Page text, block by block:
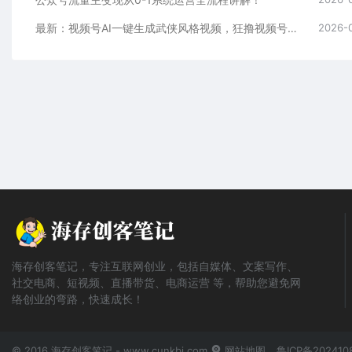
最新：视频号AI一键生成武侠风格视频，狂撸视频号分成收益，学完轻松日入1000+ 2026-
海存创客笔记，专注互联网创业，包括自媒体、文案写作、
社交电商、短视频、直播带货、电商运营 等，帮助您避免网
络创业的弯路，快速成长！